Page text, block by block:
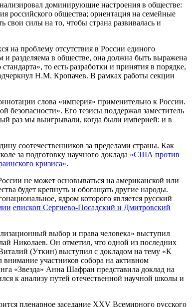
доминирующие настроения в обществе:
российского общества; ориентация на семейные
силы на то, чтобы страна развивалась и
на проблему отсутствия в России единого
и разделяема в обществе, она должна быть выражена
то есть разработки и принятия в порядке,
Н.М. Кропачев. В рамках работы секции
слова «империя» применительно к России.
безопасности». Его тезисы поддержал заместитель
раз мы выигрывали, когда были империей: и в
соотечественников за пределами страны. Как
за подготовку научного доклада «США против
кризиса».
не может основываться на американской или
будет крепнуть и обогащать другие народы.
ядром которого является русский
епископ Сергиево-Посадский и Дмитровский
выбор и права человека» выступил
Николаев. Он отметил, что одной из последних
(Уткин) выступил с докладом на тему «К
внимание участников собора на активном
«Звезда» Анна Шафран представила доклад на
к анализу путей отечественной научной школы и
пленарное заседание XXV Всемирного русского